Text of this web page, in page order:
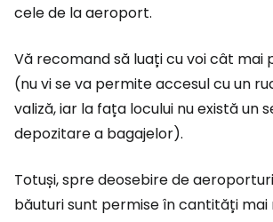
cele de la aeroport.
Vă recomand să luați cu voi cât mai
(nu vi se va permite accesul cu un
valiză, iar la fața locului nu există un
depozitare a bagajelor).
Totuși, spre deosebire de
băuturi sunt permise în cantități mai